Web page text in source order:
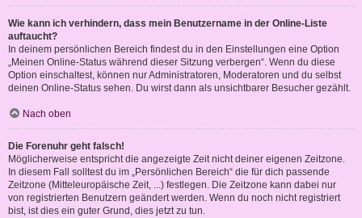
Wie kann ich verhindern, dass mein Benutzername in der Online-Liste
auftaucht?
In deinem persönlichen Bereich findest du in den Einstellungen eine Option
„Meinen Online-Status während dieser Sitzung verbergen“. Wenn du diese
Option einschaltest, können nur Administratoren, Moderatoren und du selbst
deinen Online-Status sehen. Du wirst dann als unsichtbarer Besucher gezählt.
Nach oben
Die Forenuhr geht falsch!
Möglicherweise entspricht die angezeigte Zeit nicht deiner eigenen Zeitzone.
In diesem Fall solltest du im „Persönlichen Bereich“ die für dich passende
Zeitzone (Mitteleuropäische Zeit, ...) festlegen. Die Zeitzone kann dabei nur
von registrierten Benutzern geändert werden. Wenn du noch nicht registriert
bist, ist dies ein guter Grund, dies jetzt zu tun.